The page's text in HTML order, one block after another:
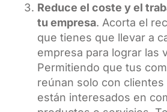
Reduce el coste y el
tu empresa. Acorta el
que tienes que llevar a
empresa para lograr las
Permitiendo que tus
reúnan solo con
están interesados en